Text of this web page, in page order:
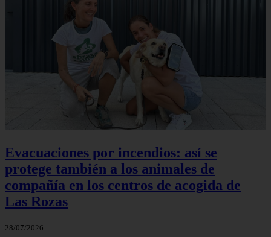
Evacuaciones por incendios: así se
protege también a los animales de
compañía en los centros de acogida de
Las Rozas
28/07/2026